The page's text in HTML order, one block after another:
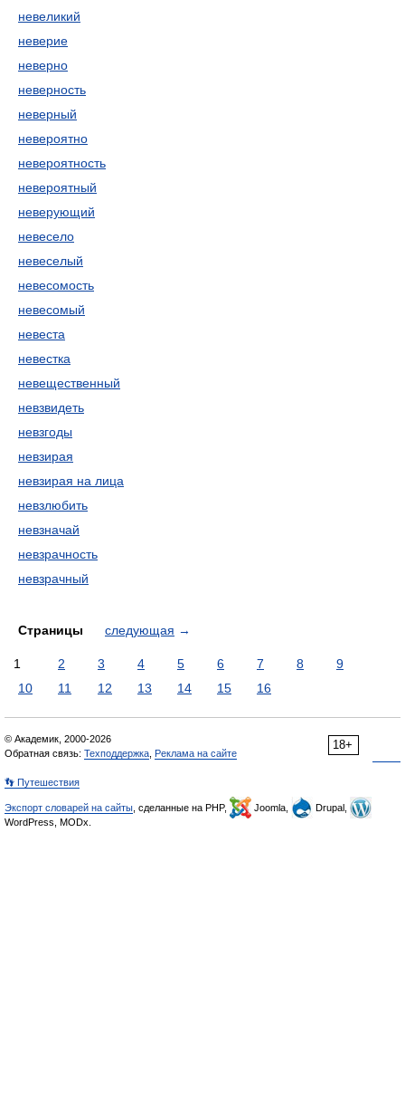
невеликий
неверие
неверно
неверность
неверный
невероятно
невероятность
невероятный
неверующий
невесело
невеселый
невесомость
невесомый
невеста
невестка
невещественный
невзвидеть
невзгоды
невзирая
невзирая на лица
невзлюбить
невзначай
невзрачность
невзрачный
Страницы следующая →
1 2 3 4 5 6 7 8
9
10
11 12 13 14 15 16
18+
© Академик, 2000-2026
Обратная связь: Техподдержка Реклама на сайте
👣 Путешествия
Экспорт словарей на сайты , сделанные на PHP, Joomla,
Drupal,
WordPress, MODx.